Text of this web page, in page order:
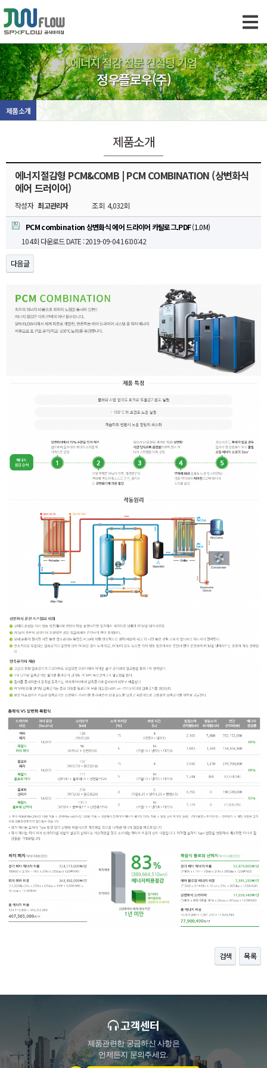
에너지 절감 전문 컨설팅 기업
정우플로우(주)
제품소개
제품소개
에너지절감형 PCM&COMB | PCM COMBINATION (상변화식
에어 드러이어)
작성자 최고관리자 조회 4,032회
PCM combination 상변화식 에어 드라이어 카탈로그.PDF(1.0M)
104회 다운로드DATE : 2019-09-04 16:00:42
다음글
검색 목록
고객센터
제품관련한 궁금하신 사항은
언제든지 문의주세요.